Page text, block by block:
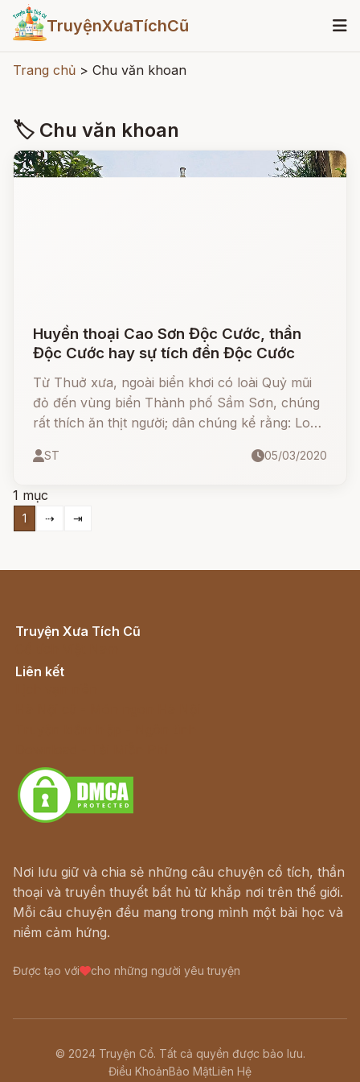
TruyệnXưaTíchCũ
Trang chủ > Chu văn khoan
🏷 Chu văn khoan
Huyền thoại Cao Sơn Độc Cước, thần
Độc Cước hay sự tích đền Độc Cước
Từ Thuở xưa, ngoài biển khơi có loài Quỷ mũi
đỏ đến vùng biển Thành phố Sầm Sơn, chúng
rất thích ăn thịt người; dân chúng kể rằng: Loài
vao, răng nhọn hoắt, miệng đỏ lòm; dân chài ra
sống...
ST 05/03/2020
1 mục
1 ⇢ ⇥
Truyện Xưa Tích Cũ
Liên kết
Nơi lưu giữ và chia sẻ những câu chuyện cổ tích, thần
thoại và truyền thuyết bất hủ từ khắp nơi trên thế giới.
Mỗi câu chuyện đều mang trong mình một bài học và
niềm cảm hứng.
Được tạo với cho những người yêu truyện
© 2024 Truyện Cổ. Tất cả quyền được bảo lưu.
Điều KhoảnBảo MậtLiên Hệ